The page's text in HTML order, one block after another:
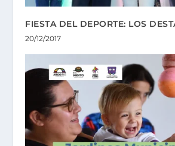
FIESTA DEL DEPORTE: LOS
20/12/2017